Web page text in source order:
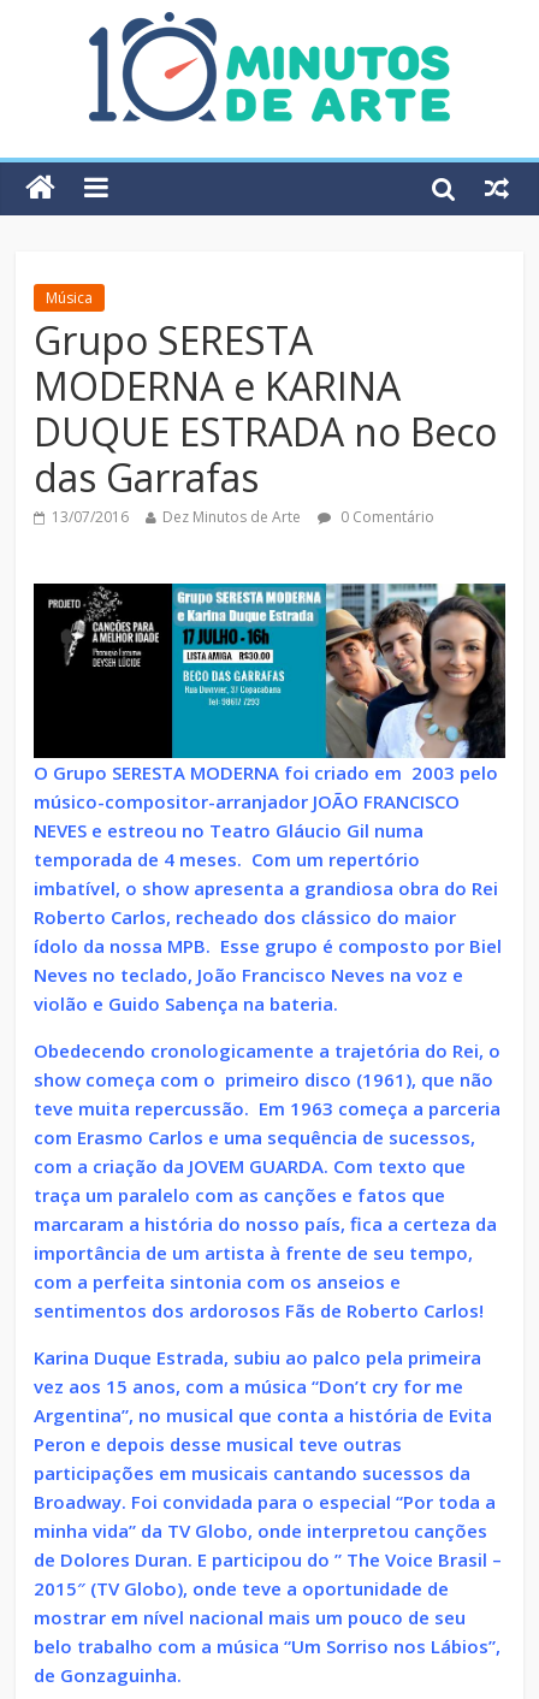
Música
Grupo SERESTA
MODERNA e KARINA
DUQUE ESTRADA no Beco
das Garrafas
13/07/2016 Dez Minutos de Arte 0 Comentário
O Grupo SERESTA MODERNA foi criado em 2003 pelo
músico-compositor-arranjador JOÃO FRANCISCO
NEVES e estreou no Teatro Gláucio Gil numa
temporada de 4 meses. Com um repertório
imbatível, o show apresenta a grandiosa obra do Rei
Roberto Carlos, recheado dos clássico do maior
ídolo da nossa MPB. Esse grupo é composto por Biel
Neves no teclado, João Francisco Neves na voz e
violão e Guido Sabença na bateria.
Obedecendo cronologicamente a trajetória do Rei, o
show começa com o primeiro disco (1961), que não
teve muita repercussão. Em 1963 começa a parceria
com Erasmo Carlos e uma sequência de sucessos,
com a criação da JOVEM GUARDA. Com texto que
traça um paralelo com as canções e fatos que
marcaram a história do nosso país, fica a certeza da
importância de um artista à frente de seu tempo,
com a perfeita sintonia com os anseios e
sentimentos dos ardorosos Fãs de Roberto Carlos!
Karina Duque Estrada, subiu ao palco pela primeira
vez aos 15 anos, com a música “Don’t cry for me
Argentina”, no musical que conta a história de Evita
Peron e depois desse musical teve outras
participações em musicais cantando sucessos da
Broadway. Foi convidada para o especial “Por toda a
minha vida” da TV Globo, onde interpretou canções
de Dolores Duran. E participou do ” The Voice Brasil –
2015″ (TV Globo), onde teve a oportunidade de
mostrar em nível nacional mais um pouco de seu
belo trabalho com a música “Um Sorriso nos Lábios”,
de Gonzaguinha.